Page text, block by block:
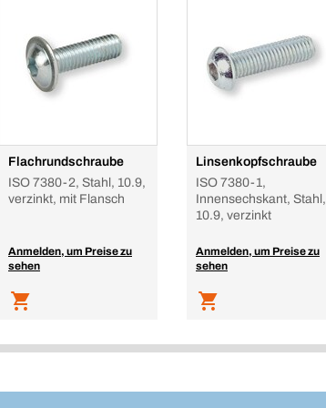
Flachrundschraube
ISO 7380-2, Stahl, 10.9,
verzinkt, mit Flansch
Anmelden, um Preise zu
sehen
Linsenkopfschraube
ISO 7380-1,
Innensechskant, Stahl,
10.9, verzinkt
Anmelden, um Preise zu
sehen